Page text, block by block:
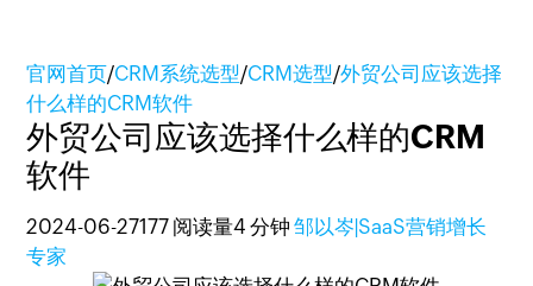
官网首页/CRM系统选型/CRM选型/外贸公司应该选择
什么样的CRM软件
外贸公司应该选择什么样的CRM
软件
2024-06-27177 阅读量4 分钟 邹以岑|SaaS营销增长
专家